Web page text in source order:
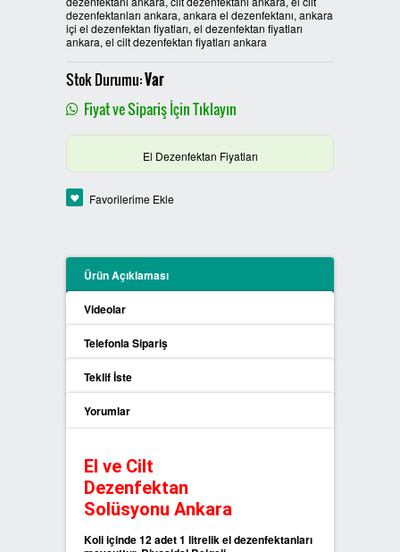
PLASTİK SIFIR ATIK KUTULARI
BOYALI SIFIR ATIK KUTULARI
METAL SIFIR ATIK KUTULARI
ÖZEL ÜRETİM SIFIR ATIK
KUTULARI
PİL ATIK KUTULARI
SIFIR ATIK KONTEYNERLARI
SIFIR ATIK BİLGİLENDİRME
PANOSU
SIFIR ATIK GERİ DÖNÜŞÜM
KUTULARI
dezenfektanları ankara, ankara el dezenfektanı, ankara
içi el dezenfektan fiyatları, el dezenfektan fiyatları
ankara, el cilt dezenfektan fiyatları ankara
Stok Durumu:Var
Fiyat ve Sipariş İçin Tıklayın
El Dezenfektan Fiyatları
Favorilerime Ekle
Ürün Açıklaması
Videolar
Telefonla Sipariş
Teklif İste
Yorumlar
El ve Cilt
Dezenfektan
Solüsyonu Ankara
Koli içinde 12 adet 1 litrelik el dezenfektanları